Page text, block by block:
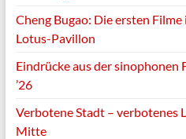
Cheng Bugao: Die ersten
Lotus-Pavillon
Eindrücke aus der sinophonen
’26
Verbotene Stadt – verbotenes
Mitte